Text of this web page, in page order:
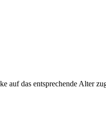
das entsprechende Alter